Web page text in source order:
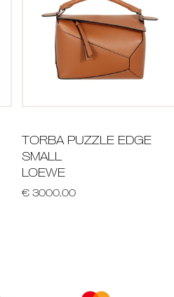
TORBA PUZZLE EDGE
SMALL
LOEWE
€ 3000.00